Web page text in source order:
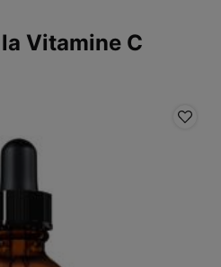
Vitamine C